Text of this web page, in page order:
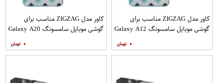
کاور مدل ZIGZAG مناسب برای
گوشی موبایل سامسونگ Galaxy A12
۰
کاور مدل ZIGZAG مناسب برای
گوشی موبایل سامسونگ Galaxy A20
۰